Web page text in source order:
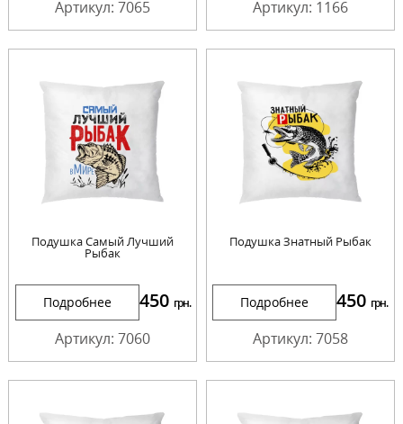
Артикул: 7065 Артикул: 1166
Подушка Самый Лучший
Рыбак
Подробнее 450 грн.
Артикул: 7060
Подушка Знатный Рыбак
Подробнее 450 грн.
Артикул: 7058